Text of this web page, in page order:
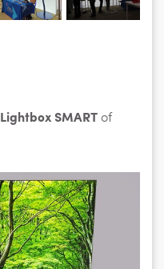
Lightbox SMART of